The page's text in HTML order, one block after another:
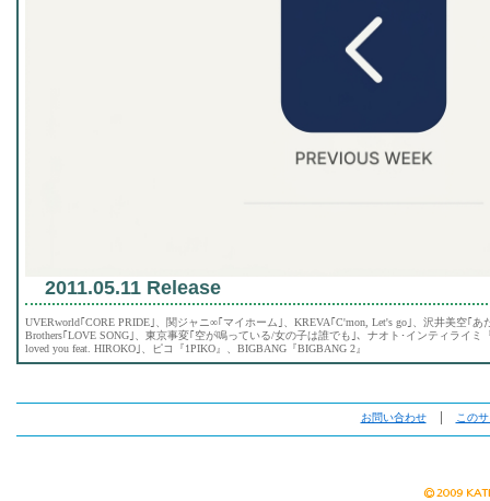
2011.05.11 Release
UVERworld｢CORE PRIDE｣、関ジャニ∞｢マイホーム｣、KREVA｢C'mon, Let's go｣、沢井美空｢
Brothers｢LOVE SONG｣、東京事変｢空が鳴っている/女の子は誰でも｣、ナオト･インティライミ
loved you feat. HIROKO｣、ピコ『1PIKO』、BIGBANG『BIGBANG 2』
お問い合わせ│ この